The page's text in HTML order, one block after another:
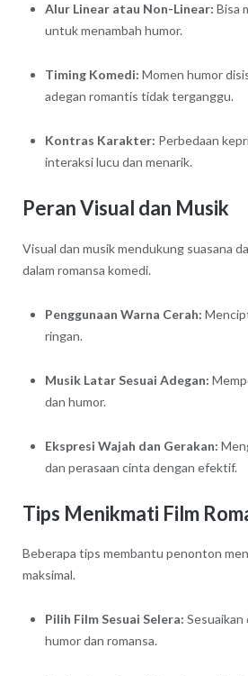
Alur Linear atau Non-Linear: Bisa
untuk menambah humor.
Timing Komedi: Momen humor
adegan romantis tidak terganggu.
Kontras Karakter: Perbedaan
interaksi lucu dan menarik.
Peran Visual dan Musik
Visual dan musik mendukung suasana
dalam romansa komedi.
Penggunaan Warna Cerah:
ringan.
Musik Latar Sesuai Adegan:
dan humor.
Ekspresi Wajah dan Gerakan:
dan perasaan cinta dengan efektif.
Tips Menikmati Film
Beberapa tips membantu penonton
maksimal.
Pilih Film Sesuai Selera:
humor dan romansa.